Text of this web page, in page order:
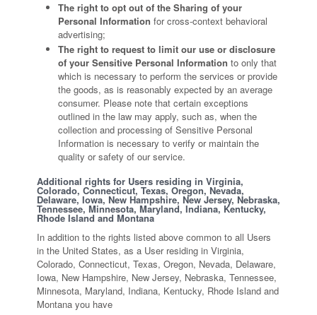
The right to opt out of the Sharing of your
Personal Information for cross-context behavioral
advertising;
The right to request to limit our use or disclosure
of your Sensitive Personal Information to only that
which is necessary to perform the services or provide
the goods, as is reasonably expected by an average
consumer. Please note that certain exceptions
outlined in the law may apply, such as, when the
collection and processing of Sensitive Personal
Information is necessary to verify or maintain the
quality or safety of our service.
Additional rights for Users residing in Virginia,
Colorado, Connecticut, Texas, Oregon, Nevada,
Delaware, Iowa, New Hampshire, New Jersey, Nebraska,
Tennessee, Minnesota, Maryland, Indiana, Kentucky,
Rhode Island and Montana
In addition to the rights listed above common to all Users
in the United States, as a User residing in Virginia,
Colorado, Connecticut, Texas, Oregon, Nevada, Delaware,
Iowa, New Hampshire, New Jersey, Nebraska, Tennessee,
Minnesota, Maryland, Indiana, Kentucky, Rhode Island and
Montana you have